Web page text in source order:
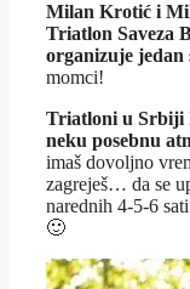
Milan Krotić i
Triatlon Saveza
organizuje
momci!
Triatloni u Srbiji
neku posebnu
imaš dovoljno
zagreješ… da se
narednih 4-5-6
🙂